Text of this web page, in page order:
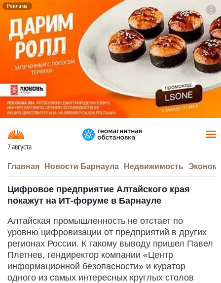
Реклама
7 августа
Главная Новости Барнаула Недвижимость
Цифровое предприятие Алтайского края
покажут на ИТ-форуме в Барнауле
Алтайская промышленность не отстает по
уровню цифровизации от предприятий в других
регионах России. К такому выводу пришел Павел
Плетнев, гендиректор компании «Центр
информационной безопасности» и куратор
одного из самых интересных круглых столов